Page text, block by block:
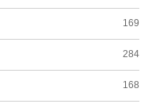
169
284
168